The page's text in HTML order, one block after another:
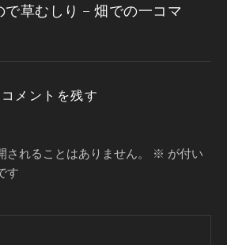
草むしり – 畑での一コマ
コメントを残す
れることはありません。 ※ が付い
す